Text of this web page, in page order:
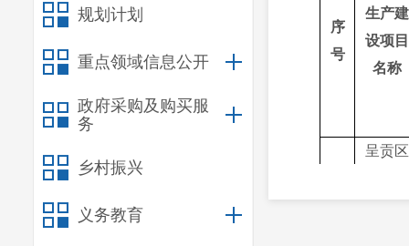
规划计划
重点领域信息公开
政府采购及购买服
务
乡村振兴
义务教育
序
号
生产建
设项目
名称
呈贡区